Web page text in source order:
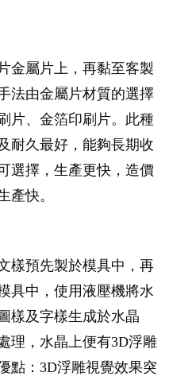
金屬片上，再黏至客製
法由金屬片材質的選擇
片、金箔印刷片。此種
耐久最好，能夠長期收
選擇，生產更快，造價
產快。
樣預先製於模具中，再
具中，使用液壓機將水
樣及字樣生成於水晶
理，水晶上便有3D浮雕
點：3D浮雕視覺效果突